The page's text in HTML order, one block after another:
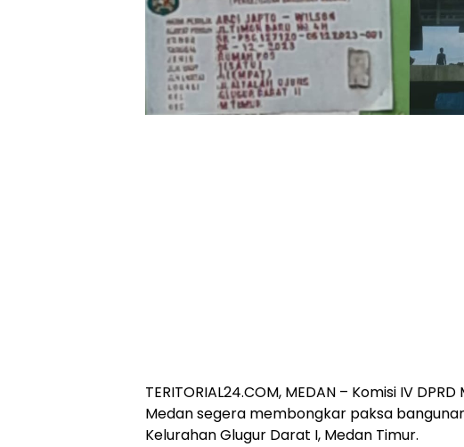
TERITORIAL24.COM, MEDAN – Komisi IV
Medan segera membongkar paksa
Kelurahan Glugur Darat I, Medan Timur.